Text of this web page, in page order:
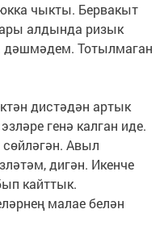
чыкты. Бервакыт
алдында ризык
Тотылмаган
дистәдән артык
генә калган иде.
сөйләгән. Авыл
дигән. Икенче
кайттык.
малае белән